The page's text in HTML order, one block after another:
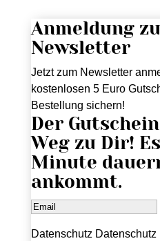
Anmeldung
Newsletter
Jetzt zum Newsletter
kostenlosen 5 Euro
Bestellung sichern!
Der
Weg zu Dir!
Minute
ankommt.
Datenschutz Datenschutz